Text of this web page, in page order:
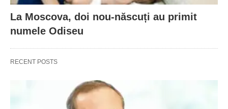
La Moscova, doi nou-născuți au primit
numele Odiseu
RECENT POSTS